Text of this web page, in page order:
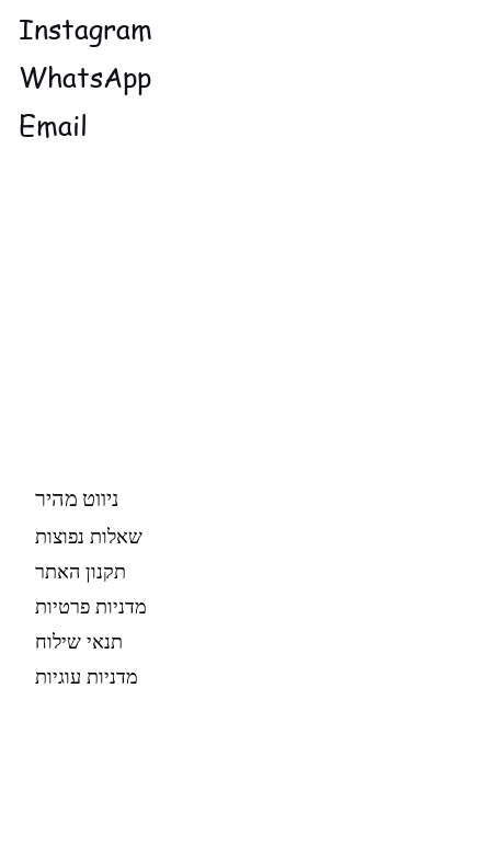
Instagram
WhatsApp
Email
ניווט מהיר
שאלות נפוצות
תקנון האתר
מדניות פרטיות
תנאי שילוח
מדניות עוגיות